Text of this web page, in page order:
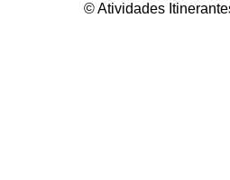
© Atividades